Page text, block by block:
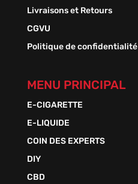
Livraisons et Retours
CGVU
Politique de confidentialité
MENU PRINCIPAL
E-CIGARETTE
E-LIQUIDE
COIN DES EXPERTS
DIY
CBD